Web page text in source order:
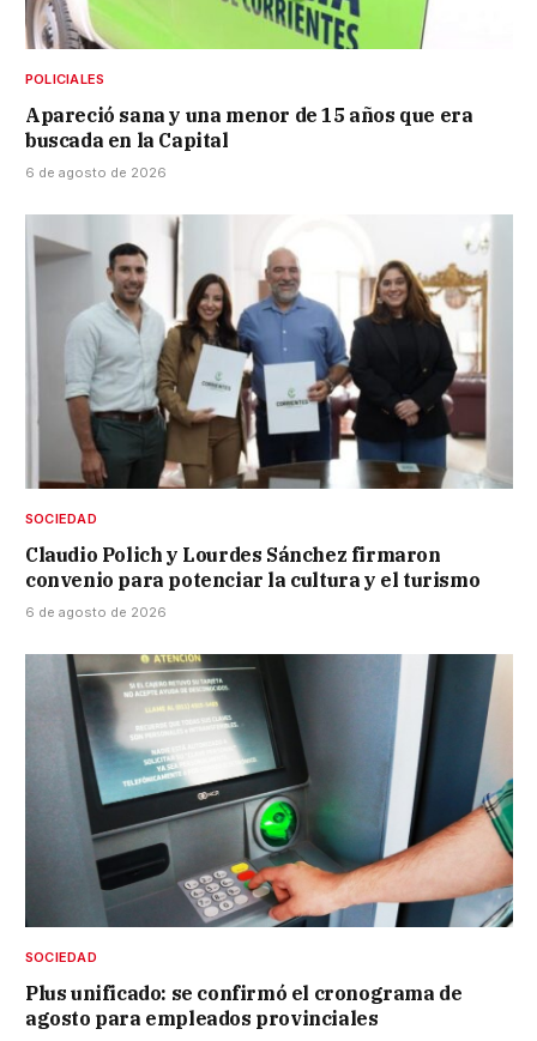
POLICIALES
Apareció sana y una menor de 15 años que era
buscada en la Capital
6 de agosto de 2026
SOCIEDAD
Claudio Polich y Lourdes Sánchez firmaron
convenio para potenciar la cultura y el turismo
6 de agosto de 2026
SOCIEDAD
Plus unificado: se confirmó el cronograma de
agosto para empleados provinciales